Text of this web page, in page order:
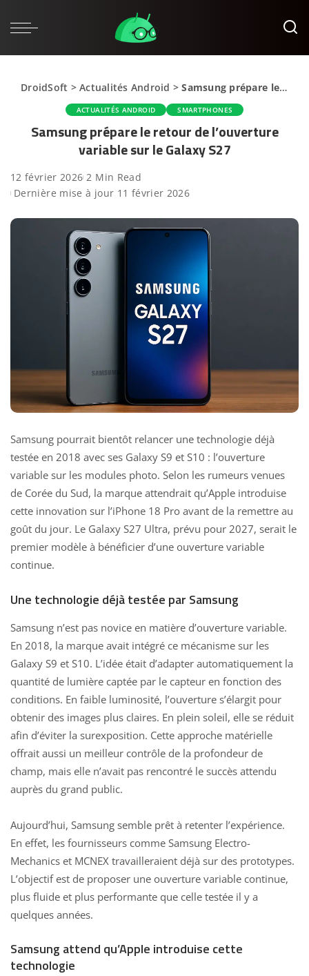
DroidSoft >Actualités Android >Samsung prépare le retour de l’ouverture variable sur le Galaxy S27
ACTUALITÉS ANDROID SMARTPHONES
Samsung prépare le retour de l’ouverture
variable sur le Galaxy S27
12 février 2026 2 Min Read
Dernière mise à jour 11 février 2026
Samsung pourrait bientôt relancer une technologie déjà
testée en 2018 avec ses Galaxy S9 et S10 : l’ouverture
variable sur les modules photo. Selon les rumeurs venues
de Corée du Sud, la marque attendrait qu’Apple introduise
cette innovation sur l’iPhone 18 Pro avant de la remettre au
goût du jour. Le Galaxy S27 Ultra, prévu pour 2027, serait le
premier modèle à bénéficier d’une ouverture variable
continue.
Une technologie déjà testée par Samsung
Samsung n’est pas novice en matière d’ouverture variable.
En 2018, la marque avait intégré ce mécanisme sur les
Galaxy S9 et S10. L’idée était d’adapter automatiquement la
quantité de lumière captée par le capteur en fonction des
conditions. En faible luminosité, l’ouverture s’élargit pour
obtenir des images plus claires. En plein soleil, elle se réduit
afin d’éviter la surexposition. Cette approche matérielle
offrait aussi un meilleur contrôle de la profondeur de
champ, mais elle n’avait pas rencontré le succès attendu
auprès du grand public.
Aujourd’hui, Samsung semble prêt à retenter l’expérience.
En effet, les fournisseurs comme Samsung Electro-
Mechanics et MCNEX travailleraient déjà sur des prototypes.
L’objectif est de proposer une ouverture variable continue,
plus fluide et plus performante que celle testée il y a
quelques années.
Samsung attend qu’Apple introduise cette
technologie